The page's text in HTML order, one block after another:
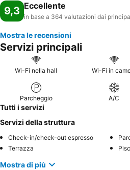
9,3 Eccellente
in base a 364 valutazioni dai
Mostra le recensioni
Servizi principali
Wi-Fi nella hall Wi-Fi in
Parcheggio A/C
Tutti i servizi
Servizi della struttura
Check-in/check-out espresso
Terrazza
Mostra di più